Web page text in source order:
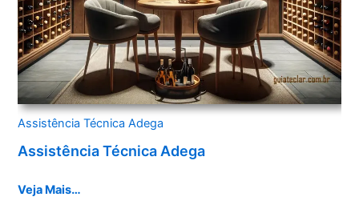
Assistência Técnica Adega
Assistência Técnica Adega
Veja Mais…